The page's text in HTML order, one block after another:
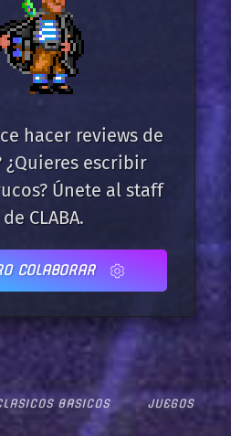
hacer reviews de
¿Quieres escribir
Únete al staff
de CLABA.
COLABORAR
BASICOS JUEGOS